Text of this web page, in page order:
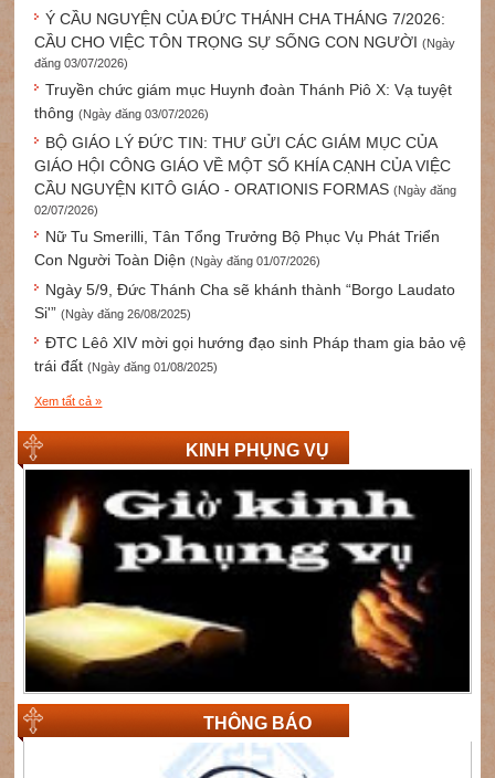
Ý CẦU NGUYỆN CỦA ĐỨC THÁNH CHA THÁNG 7/2026:
CẦU CHO VIỆC TÔN TRỌNG SỰ SỐNG CON NGƯỜI(Ngày
đăng 03/07/2026)
Truyền chức giám mục Huynh đoàn Thánh Piô X: Vạ tuyệt
thông(Ngày đăng 03/07/2026)
BỘ GIÁO LÝ ĐỨC TIN: THƯ GỬI CÁC GIÁM MỤC CỦA
GIÁO HỘI CÔNG GIÁO VỀ MỘT SỐ KHÍA CẠNH CỦA VIỆC
CẦU NGUYỆN KITÔ GIÁO - ORATIONIS FORMAS(Ngày đăng
02/07/2026)
Nữ Tu Smerilli, Tân Tổng Trưởng Bộ Phục Vụ Phát Triển
Con Người Toàn Diện(Ngày đăng 01/07/2026)
Ngày 5/9, Đức Thánh Cha sẽ khánh thành “Borgo Laudato
Si'”(Ngày đăng 26/08/2025)
ĐTC Lêô XIV mời gọi hướng đạo sinh Pháp tham gia bảo vệ
trái đất(Ngày đăng 01/08/2025)
Xem tất cả »
KINH PHỤNG VỤ
THÔNG BÁO